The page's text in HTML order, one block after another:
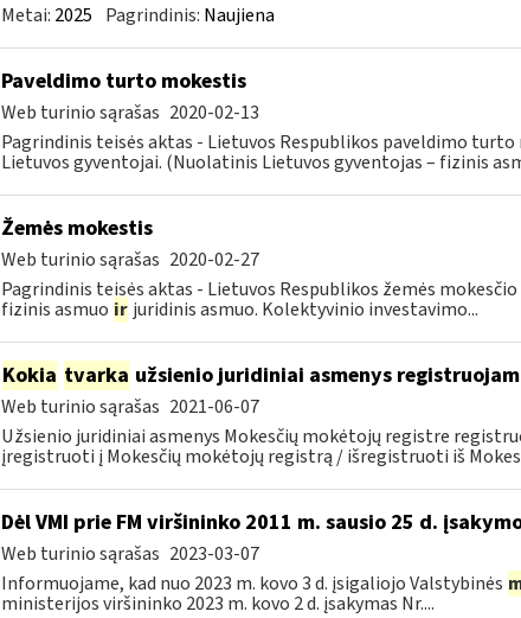
Metai: 2025 Pagrindinis: Naujiena
Paveldimo turto mokestis
Web turinio sąrašas 2020-02-13
Pagrindinis teisės aktas - Lietuvos Respublikos paveldimo
Lietuvos gyventojai. (Nuolatinis Lietuvos gyventojas – fizinis
Žemės mokestis
Web turinio sąrašas 2020-02-27
Pagrindinis teisės aktas - Lietuvos Respublikos žemės
fizinis asmuo ir juridinis asmuo. Kolektyvinio investavimo...
Kokia tvarka užsienio juridiniai asmenys
Web turinio sąrašas 2021-06-07
Užsienio juridiniai asmenys Mokesčių mokėtojų registre
įregistruoti į Mokesčių mokėtojų registrą / išregistruoti iš
Dėl VMI prie FM viršininko 2011 m. sausio 25 d.
Web turinio sąrašas 2023-03-07
Informuojame, kad nuo 2023 m. kovo 3 d. įsigaliojo Valstybinės
ministerijos viršininko 2023 m. kovo 2 d. įsakymas Nr....